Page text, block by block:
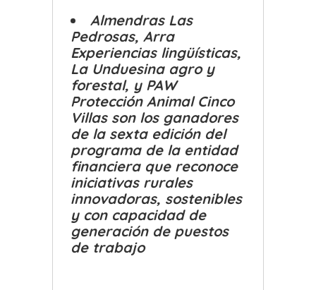
Almendras Las
Pedrosas, Arra
Experiencias lingüísticas,
La Unduesina agro y
forestal, y PAW
Protección Animal Cinco
Villas son los ganadores
de la sexta edición del
programa de la entidad
financiera que reconoce
iniciativas rurales
innovadoras, sostenibles
y con capacidad de
generación de puestos
de trabajo